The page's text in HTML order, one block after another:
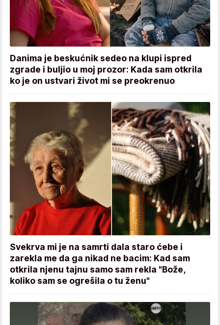
Danima je beskućnik sedeo na klupi ispred
zgrade i buljio u moj prozor: Kada sam otkrila
ko je on ustvari život mi se preokrenuo
Svekrva mi je na samrti dala staro ćebe i
zarekla me da ga nikad ne bacim: Kad sam
otkrila njenu tajnu samo sam rekla "Bože,
koliko sam se ogrešila o tu ženu"